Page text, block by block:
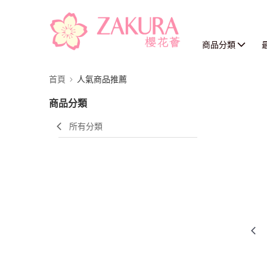
商品分類
首頁 人氣商品推薦
商品分類
所有分類